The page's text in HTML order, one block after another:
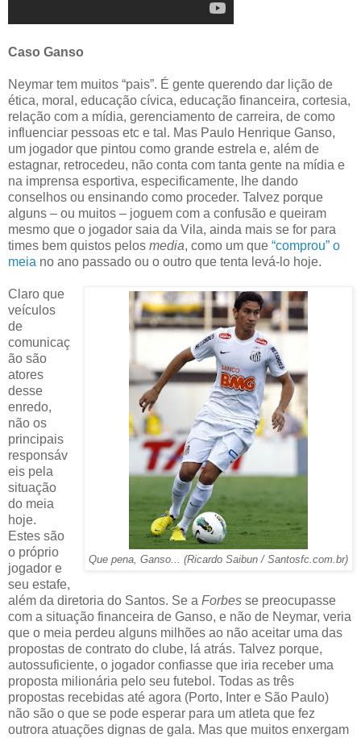
Caso Ganso
Neymar tem muitos “pais”. É gente querendo dar lição de
ética, moral, educação cívica, educação financeira, cortesia,
relação com a mídia, gerenciamento de carreira, de como
influenciar pessoas etc e tal. Mas Paulo Henrique Ganso,
um jogador que pintou como grande estrela e, além de
estagnar, retrocedeu, não conta com tanta gente na mídia e
na imprensa esportiva, especificamente, lhe dando
conselhos ou ensinando como proceder. Talvez porque
alguns – ou muitos – joguem com a confusão e queiram
mesmo que o jogador saia da Vila, ainda mais se for para
times bem quistos pelos media, como um que “comprou” o
meia no ano passado ou o outro que tenta levá-lo hoje.
Que pena, Ganso... (Ricardo Saibun / Santosfc.com.br)
Claro que
veículos
de
comunicaç
ão são
atores
desse
enredo,
não os
principais
responsáv
eis pela
situação
do meia
hoje.
Estes são
o próprio
jogador e
seu estafe,
além da diretoria do Santos. Se a Forbes se preocupasse
com a situação financeira de Ganso, e não de Neymar, veria
que o meia perdeu alguns milhões ao não aceitar uma das
propostas de contrato do clube, lá atrás. Talvez porque,
autossuficiente, o jogador confiasse que iria receber uma
proposta milionária pelo seu futebol. Todas as três
propostas recebidas até agora (Porto, Inter e São Paulo)
não são o que se pode esperar para um atleta que fez
outrora atuações dignas de gala. Mas que muitos enxergam